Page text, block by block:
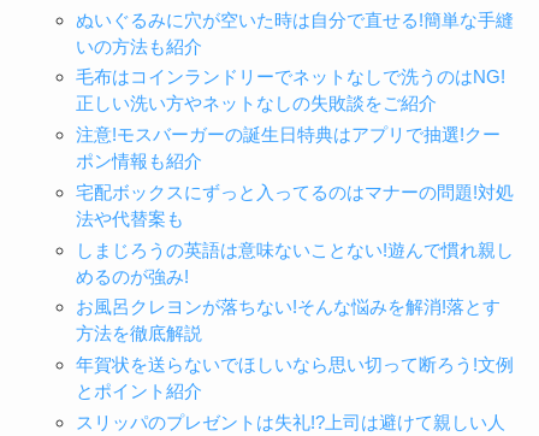
ぬいぐるみに穴が空いた時は自分で直せる!簡単な手縫
いの方法も紹介
毛布はコインランドリーでネットなしで洗うのはNG!
正しい洗い方やネットなしの失敗談をご紹介
注意!モスバーガーの誕生日特典はアプリで抽選!クー
ポン情報も紹介
宅配ボックスにずっと入ってるのはマナーの問題!対処
法や代替案も
しまじろうの英語は意味ないことない!遊んで慣れ親し
めるのが強み!
お風呂クレヨンが落ちない!そんな悩みを解消!落とす
方法を徹底解説
年賀状を送らないでほしいなら思い切って断ろう!文例
とポイント紹介
スリッパのプレゼントは失礼!?上司は避けて親しい人